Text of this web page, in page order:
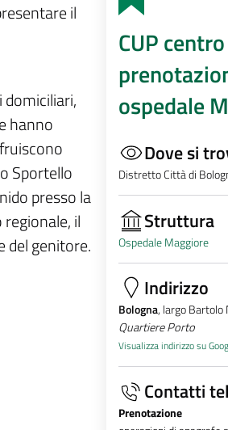
il
hanno
Sportello
presso la
il
del genitore.
CUP
ospedale
Dove si
Distretto Città di
Struttura
Ospedale Maggiore
Indirizzo
Bologna, largo Bartolo
Quartiere Porto
Visualizza indirizzo su
Contatti
Prenotazione